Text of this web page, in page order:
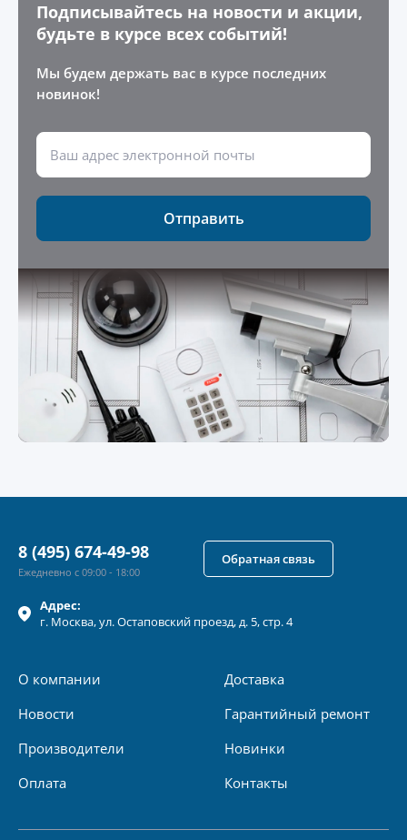
Подписывайтесь на новости и акции,
будьте в курсе всех событий!
Мы будем держать вас в курсе последних
новинок!
Отправить
Адрес:
г. Москва, ул.Остаповский проезд, д. 5, стр. 4
О компании
Новости
Производители
Оплата
Доставка
Гарантийный ремонт
Новинки
Контакты
8 (495) 674-49-98
Ежедневно с 09:00 - 18:00
Обратная связь